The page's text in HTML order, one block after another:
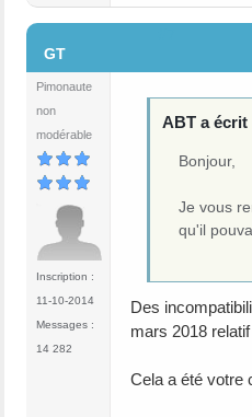
GT
Pimonaute
non
modérable
Inscription :
11-10-2014
Messages :
14 282
ABT a écrit
Bonjour,
Je vous
qu'il
Des
mars 2018
Cela a été votre